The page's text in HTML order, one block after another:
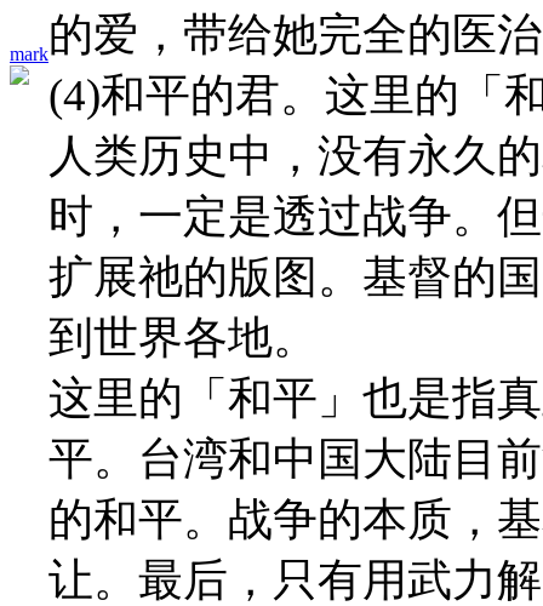
mark的爱，带给她完全的医
(4)和平的君。这里的「
人类历史中，没有永久
时，一定是透过战争。
扩展祂的版图。基督的
到世界各地。
这里的「和平」也是指
平。台湾和中国大陆目
的和平。战争的本质，
让。最后，只有用武力